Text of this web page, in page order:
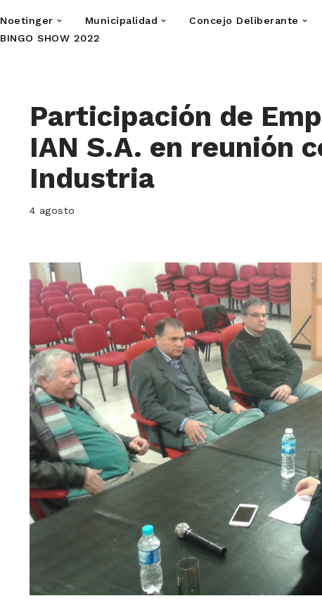
Noetinger Municipalidad Concejo Deliberante
BINGO SHOW 2022
Participación de
IAN S.A. en reunión
Industria
4 agosto